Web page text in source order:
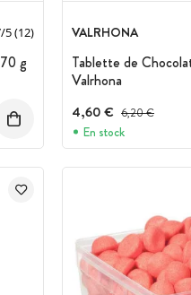
/5(12)
g
VALRHONA
Tablette de
Valrhona
4,60 € Prix avant
6,20 €
En stock